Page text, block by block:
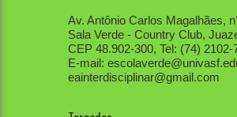
Av. Antônio Carlos Magalhães,
Sala Verde - Country Club,
CEP 48.902-300, Tel: (74) 2102-
E-mail:
eainterdisciplinar@gmail.com